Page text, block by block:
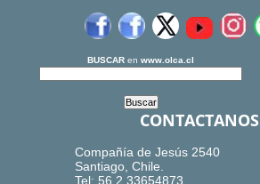
BUSCAR en www.olca.cl
CONTACTANOS
Compañía de Jesús 2540
Santiago, Chile.
Tel: 56.2.33654873